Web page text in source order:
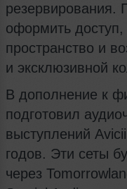
резервирования.
оформить доступ,
пространство и
и эксклюзивной
В дополнение к
подготовил
выступлений
годов. Эти сеты
через